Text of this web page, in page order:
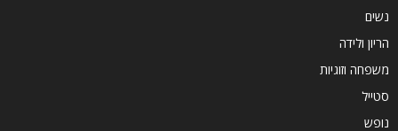
נשים
הריון ולידה
משפחה וזוגיות
סטייל
נופש